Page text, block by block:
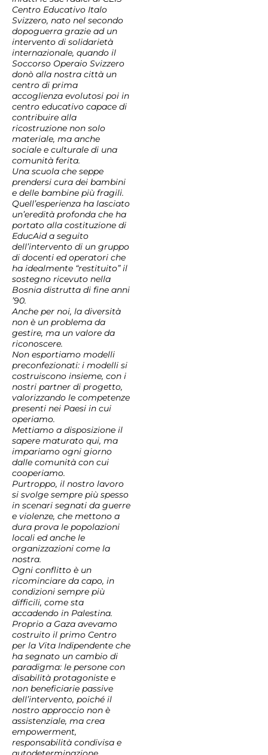
Centro Educativo Italo
Svizzero, nato nel secondo
dopoguerra grazie ad un
intervento di solidarietà
internazionale, quando il
Soccorso Operaio Svizzero
donò alla nostra città un
centro di prima
accoglienza evolutosi poi in
centro educativo capace di
contribuire alla
ricostruzione non solo
materiale, ma anche
sociale e culturale di una
comunità ferita.
Una scuola che seppe
prendersi cura dei bambini
e delle bambine più fragili.
Quell’esperienza ha lasciato
un’eredità profonda che ha
portato alla costituzione di
EducAid a seguito
dell’intervento di un gruppo
di docenti ed operatori che
ha idealmente “restituito” il
sostegno ricevuto nella
Bosnia distrutta di fine anni
’90.
Anche per noi, la diversità
non è un problema da
gestire, ma un valore da
riconoscere.
Non esportiamo modelli
preconfezionati: i modelli si
costruiscono insieme, con i
nostri partner di progetto,
valorizzando le competenze
presenti nei Paesi in cui
operiamo.
Mettiamo a disposizione il
sapere maturato qui, ma
impariamo ogni giorno
dalle comunità con cui
cooperiamo.
Purtroppo, il nostro lavoro
si svolge sempre più spesso
in scenari segnati da guerre
e violenze, che mettono a
dura prova le popolazioni
locali ed anche le
organizzazioni come la
nostra.
Ogni conflitto è un
ricominciare da capo, in
condizioni sempre più
difficili, come sta
accadendo in Palestina.
Proprio a Gaza avevamo
costruito il primo Centro
per la Vita Indipendente che
ha segnato un cambio di
paradigma: le persone con
disabilità protagoniste e
non beneficiarie passive
dell’intervento, poiché il
nostro approccio non è
assistenziale, ma crea
empowerment,
responsabilità condivisa e